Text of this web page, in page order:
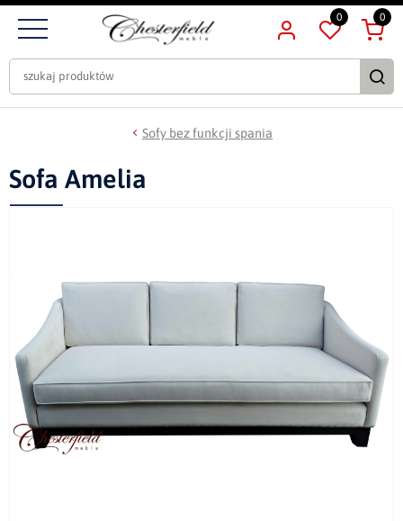
0 0
Sofy bez funkcji spania
Sofa Amelia